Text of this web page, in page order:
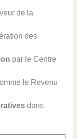
de la
des
par le Centre
le Revenu
dans